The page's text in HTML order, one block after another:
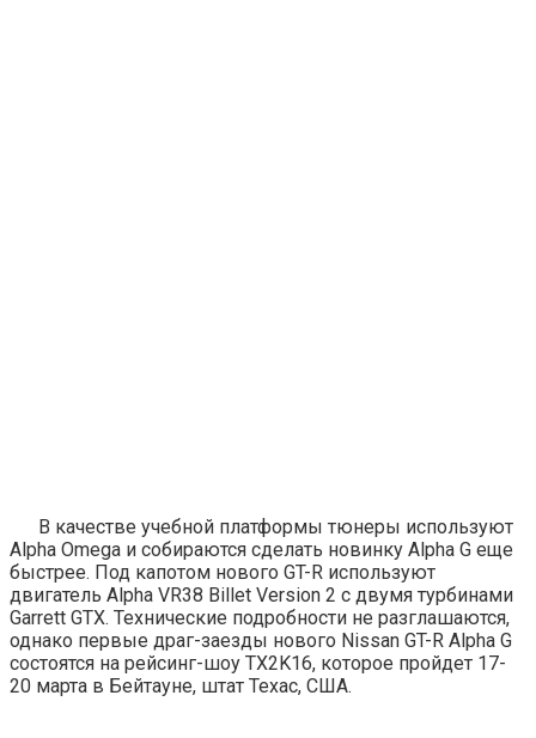
В качестве учебной платформы тюнеры используют
Alpha Omega и собираются сделать новинку Alpha G еще
быстрее. Под капотом нового GT-R используют
двигатель Alpha VR38 Billet Version 2 с двумя турбинами
Garrett GTX. Технические подробности не разглашаются,
однако первые драг-заезды нового Nissan GT-R Alpha G
состоятся на рейсинг-шоу TX2K16, которое пройдет 17-
20 марта в Бейтауне, штат Техас, США.